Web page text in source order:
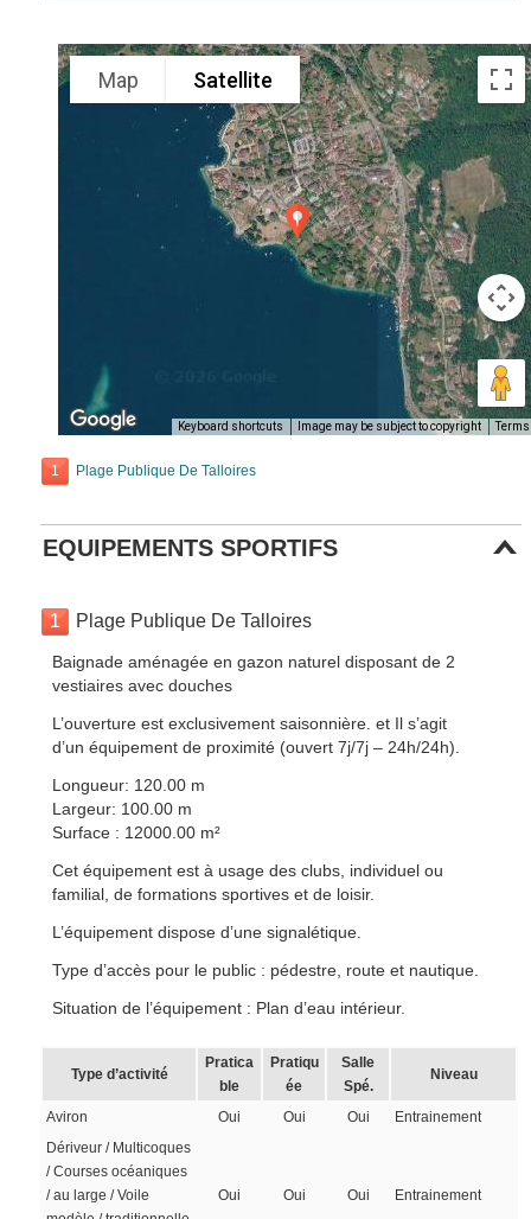
Map Satellite
Keyboard shortcuts Image may be subject to copyright Terms
1 Plage Publique De Talloires
EQUIPEMENTS SPORTIFS
1 Plage Publique De Talloires
Baignade aménagée en gazon naturel disposant de 2
vestiaires avec douches
L’ouverture est exclusivement saisonnière. et Il s’agit
d’un équipement de proximité (ouvert 7j/7j – 24h/24h).
Longueur: 120.00 m
Largeur: 100.00 m
Surface : 12000.00 m²
Cet équipement est à usage des clubs, individuel ou
familial, de formations sportives et de loisir.
L’équipement dispose d’une signalétique.
Type d’accès pour le public : pédestre, route et nautique.
Situation de l’équipement : Plan d’eau intérieur.
Type d’activité
Pratica
ble
Pratiqu
ée
Salle
Spé.
Niveau
Aviron Oui Oui Oui
Entrainement
Dériveur / Multicoques
/ Courses océaniques
/ au large / Voile
Oui Oui Oui Entrainement